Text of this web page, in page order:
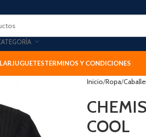
JUGUETESTERMINOS Y CONDICIONES
Inicio Ropa
COOL